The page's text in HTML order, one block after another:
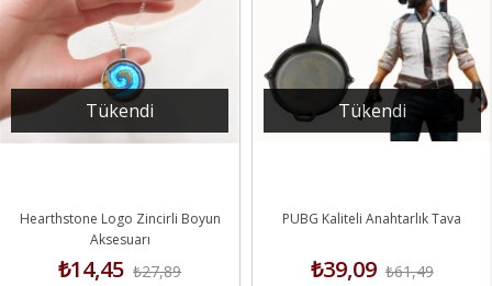
Tükendi
Hearthstone Logo Zincirli Boyun
Aksesuarı
₺14,45 ₺27,89
Tükendi
PUBG Kaliteli Anahtarlık Tava
₺39,09 ₺61,49